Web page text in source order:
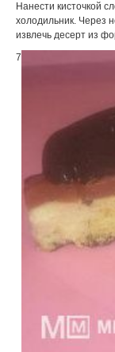
Нанести кисточкой
холодильник. Через
извлечь десерт из
7